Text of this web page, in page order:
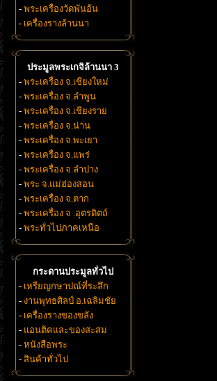
- พระเครื่องวัดพันอ้น
- เครื่องรางล้านนา
ประมูลพระเกจิล้านนา 3
- พระเครื่อง จ.เชียงใหม่
- พระเครื่อง จ.ลำพูน
- พระเครื่อง จ.เชียงราย
- พระเครื่อง จ.น่าน
- พระเครื่อง จ.พะเยา
- พระเครื่อง จ.แพร่
- พระเครื่อง จ.ลำปาง
- พระ จ.แม่ฮ่องสอน
- พระเครื่อง จ.ตาก
- พระเครื่อง จ .อุตรดิตถ์
- พระทั่วไปภาคเหนือ
กระดานประมูลทั่วไป
- เหรียญกษาปณ์ที่ระลึก
- งานพุทธศิลป์ อ.เฉลิมชัย
- เครื่องรางของขลัง
- แอนติคและของสะสม
- หนังสือพระ
- สินค้าทั่วไป